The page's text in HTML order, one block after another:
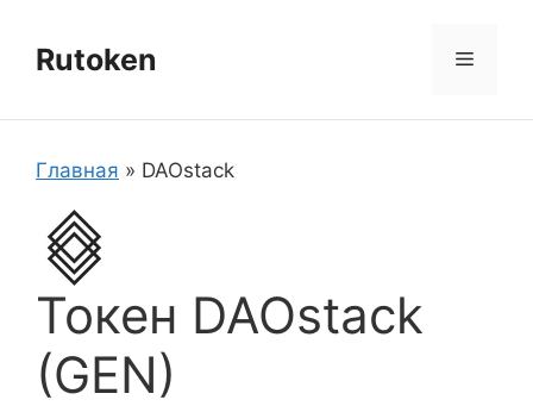
содержимому
Rutoken Меню
Главная » DAOstack
Токен DAOstack
(GEN)